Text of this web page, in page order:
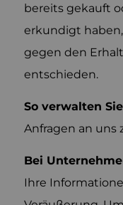
bereits gekauft
erkundigt haben,
gegen den
entschieden.
So verwalten
Anfragen an uns
Bei
Ihre